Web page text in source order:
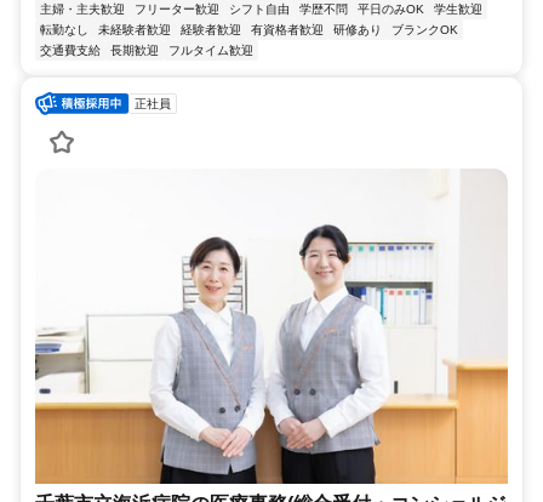
主婦・主夫歓迎
フリーター歓迎 シフト自由 学歴不問 平日のみOK
学生歓迎
転勤なし
未経験者歓迎 経験者歓迎 有資格者歓迎 研修あり
ブランクOK
交通費支給
長期歓迎 フルタイム歓迎
正社員